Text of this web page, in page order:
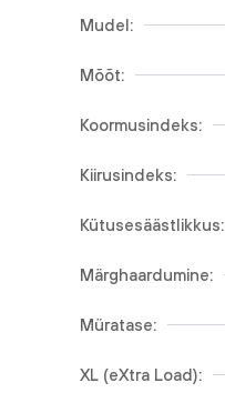
Mudel:
Mõõt:
Koormusindeks:
Kiirusindeks:
Kütusesäästlikkus:
Märghaardumine:
Müratase:
XL (eXtra Load):